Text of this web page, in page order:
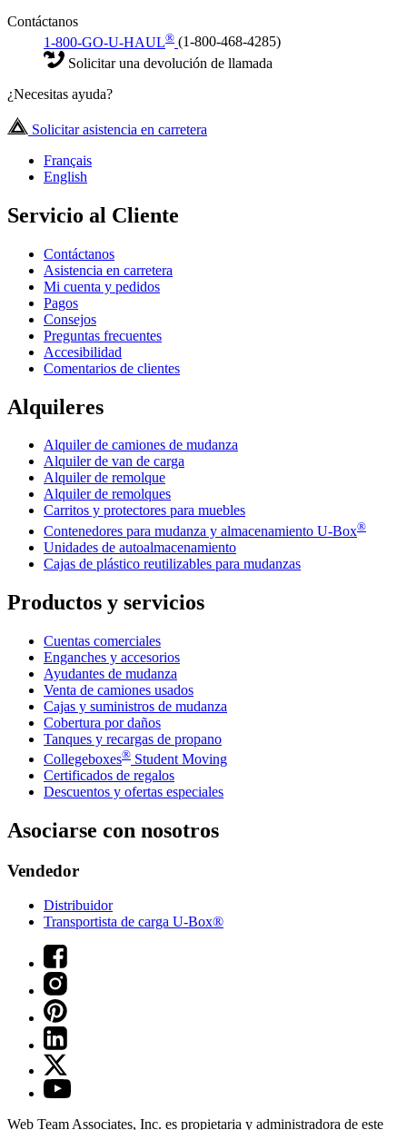
Contáctanos
1-800-GO-U-HAUL® (1-800-468-4285)
Solicitar una devolución de llamada
¿Necesitas ayuda?
Solicitar asistencia en carretera
Français
English
Servicio al Cliente
Contáctanos
Asistencia en carretera
Mi cuenta y pedidos
Pagos
Consejos
Preguntas frecuentes
Accesibilidad
Comentarios de clientes
Alquileres
Alquiler de camiones de mudanza
Alquiler de van de carga
Alquiler de remolque
Alquiler de remolques
Carritos y protectores para muebles
Contenedores para mudanza y almacenamiento U-Box®
Unidades de autoalmacenamiento
Cajas de plástico reutilizables para mudanzas
Productos y servicios
Cuentas comerciales
Enganches y accesorios
Ayudantes de mudanza
Venta de camiones usados
Cajas y suministros de mudanza
Cobertura por daños
Tanques y recargas de propano
Collegeboxes® Student Moving
Certificados de regalos
Descuentos y ofertas especiales
Asociarse con nosotros
Vendedor
Distribuidor
Transportista de carga U-Box®
Web Team Associates, Inc. es propietaria y administradora de este